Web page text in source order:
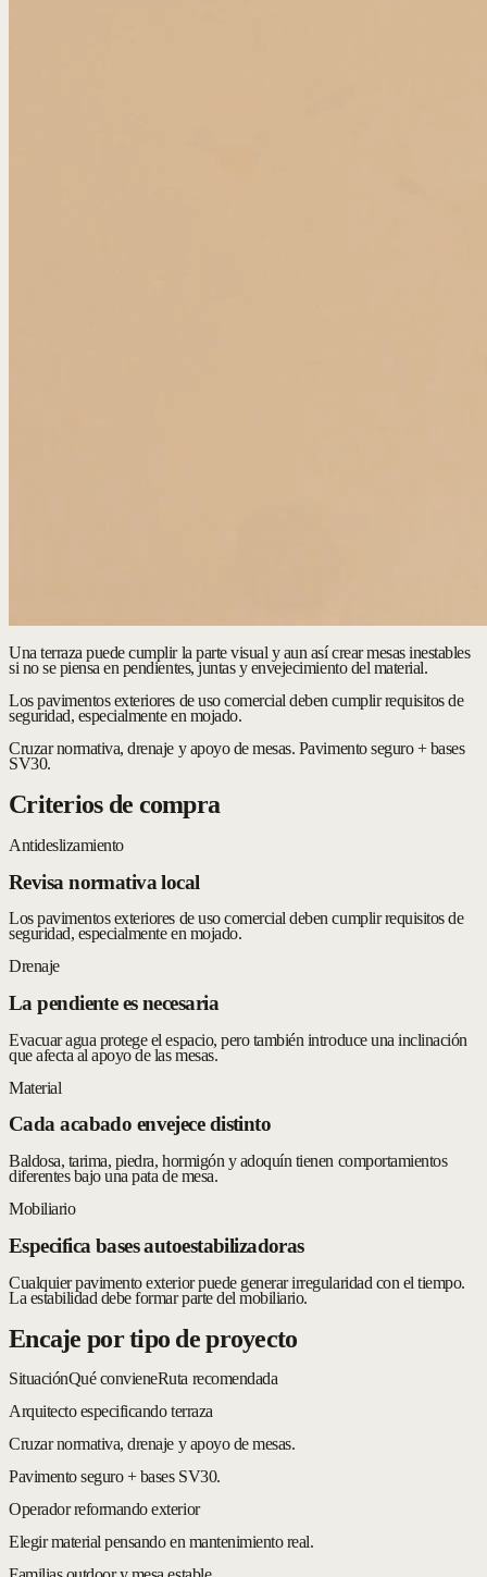
Una terraza puede cumplir la parte visual y aun así crear mesas inestables
si no se piensa en pendientes, juntas y envejecimiento del material.
Los pavimentos exteriores de uso comercial deben cumplir requisitos de
seguridad, especialmente en mojado.
Cruzar normativa, drenaje y apoyo de mesas. Pavimento seguro + bases
SV30.
Criterios de compra
Antideslizamiento
Revisa normativa local
Los pavimentos exteriores de uso comercial deben cumplir requisitos de
seguridad, especialmente en mojado.
Drenaje
La pendiente es necesaria
Evacuar agua protege el espacio, pero también introduce una inclinación
que afecta al apoyo de las mesas.
Material
Cada acabado envejece distinto
Baldosa, tarima, piedra, hormigón y adoquín tienen comportamientos
diferentes bajo una pata de mesa.
Mobiliario
Especifica bases autoestabilizadoras
Cualquier pavimento exterior puede generar irregularidad con el tiempo.
La estabilidad debe formar parte del mobiliario.
Encaje por tipo de proyecto
SituaciónQué convieneRuta recomendada
Arquitecto especificando terraza
Cruzar normativa, drenaje y apoyo de mesas.
Pavimento seguro + bases SV30.
Operador reformando exterior
Elegir material pensando en mantenimiento real.